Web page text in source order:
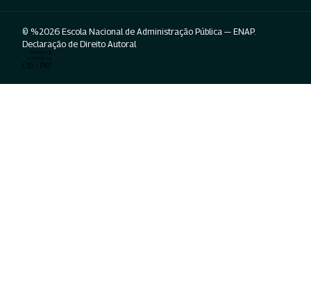
© %2026 Escola Nacional de Administração Pública — ENAP.
Declaração de Direito Autoral